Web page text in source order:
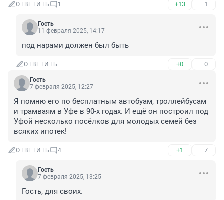
ОТВЕТИТЬ 1 +13 –1
Гость
11 февраля 2025, 14:17
под нарами должен был быть
ОТВЕТИТЬ +0 –0
Гость
7 февраля 2025, 12:27
Я помню его по бесплатным автобуам, троллейбусам
и трамваям в Уфе в 90-х годах. И ещё он построил под
Уфой несколько посёлков для молодых семей без
всяких ипотек!
ОТВЕТИТЬ 4 +1 –7
Гость
7 февраля 2025, 13:25
Гость, для своих.